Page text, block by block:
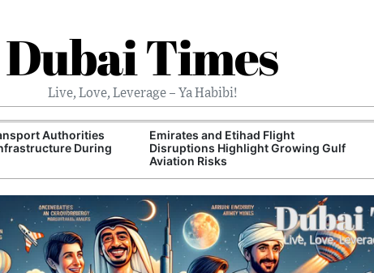
Dubai Times
Live, Love, Leverage – Ya Habibi!
Authorities
During
Emirates and Etihad Flight
Disruptions Highlight Growing Gulf
Aviation Risks